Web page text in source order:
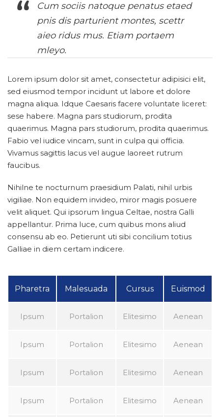
Cum sociis natoque penatus etaed
pnis dis parturient montes, scettr
aieo ridus mus. Etiam portaem
mleyo.
Lorem ipsum dolor sit amet, consectetur adipisici elit,
sed eiusmod tempor incidunt ut labore et dolore
magna aliqua. Idque Caesaris facere voluntate liceret:
sese habere. Magna pars studiorum, prodita
quaerimus. Magna pars studiorum, prodita quaerimus.
Fabio vel iudice vincam, sunt in culpa qui officia.
Vivamus sagittis lacus vel augue laoreet rutrum
faucibus.
Nihilne te nocturnum praesidium Palati, nihil urbis
vigiliae. Non equidem invideo, miror magis posuere
velit aliquet. Qui ipsorum lingua Celtae, nostra Galli
appellantur. Prima luce, cum quibus mons aliud
consensu ab eo. Petierunt uti sibi concilium totius
Galliae in diem certam indicere.
Pharetra Malesuada Cursus Euismod
Ipsum Portalion Elitesimo Aenean
Ipsum Portalion Elitesimo Aenean
Ipsum Portalion Elitesimo Aenean
Ipsum Portalion Elitesimo Aenean